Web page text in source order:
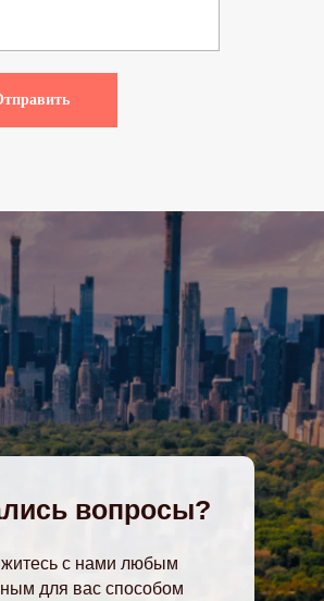
вопросы?
с нами любым
для вас способом